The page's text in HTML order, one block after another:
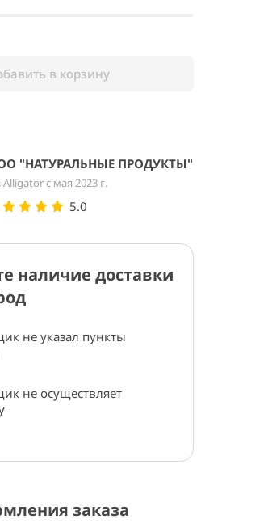
в корзину
"НАТУРАЛЬНЫЕ ПРОДУКТЫ"
Alligator с мая 2023 г.
5.0
наличие доставки
не указал пункты
не осуществляет
заказа